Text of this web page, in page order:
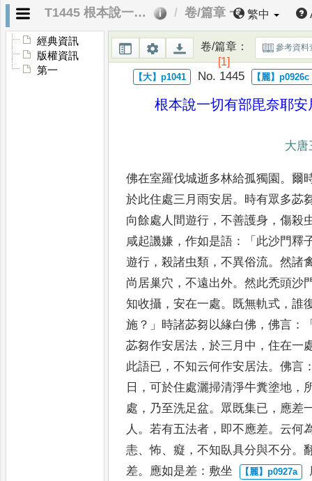
T1445 根本說一切有部毘奈耶安居事 卷/篇章 一 繁中
經典資訊
版權資訊
第一
卷/篇章：
[1]
參考資料
No. 1445
根本說一切有部毘奈耶安
大
佛在室羅伐城逝多林給孤獨園 。爾
於此住處三月雨安居。 時有眾多苾
向餘處人間遊行 ，不善護身 ，傷殺
咸起譏嫌 ，作如是語 ：「 此沙門釋
遊行 ，殺諸虫類 ，不異俗流。然諸
尚居巢穴 ，不遠出外。然此禿頭沙
知收攝 ，安在一處。 既無軌式 ，誰
施 ？」 時諸苾芻以緣白佛 ，佛言 ：
苾芻作安居法 ，於三月中 ，住在一
此語已 ，不知云何作安居法。佛言
日 ，可於住處灑掃清淨牛糞塗地 ，
處 ， 乃至洗足盆。 眾既集已 ， 應差
人 。若有五法者 ， 即不應差。 云何
恚、怖、癡 ，不知臥具分與不分。
差。 應如是差 ： 敷坐